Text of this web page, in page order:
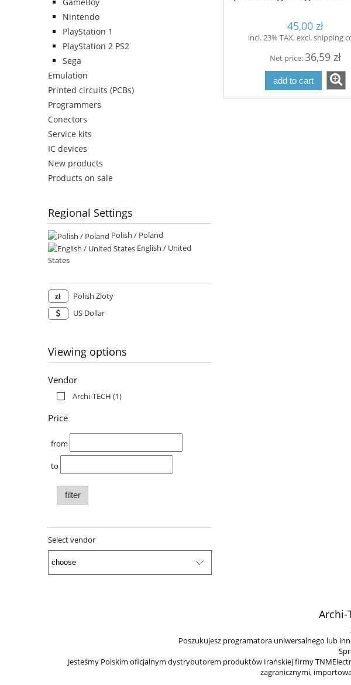
Nintendo
PlayStation 1
PlayStation 2 PS2
Sega
Emulation
Printed circuits (PCBs)
Programmers
Conectors
Service kits
IC devices
New products
Products on sale
Regional Settings
Polish / Poland
English / United
States
Polish Zloty
US Dollar
Viewing options
Vendor
Archi-TECH (1)
Price
from
to
filter
Select vendor
45,00 zł
incl. 23% TAX, excl. shipping
Net price:36,59 zł
add to cart
Archi-
Poszukujesz programatora uniwersalnego lub
Jesteśmy Polskim oficjalnym dystrybutorem produktów Irańskiej firmy
zagranicznymi,